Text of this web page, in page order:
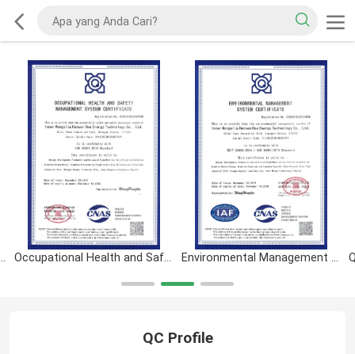
Certificate Occupational Health and Safety Management System Certificate Environmental Management System Certificate
QC Profile